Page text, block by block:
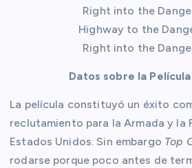
Right into the
Highway to the
Right into the
Datos sobre la
La película constituyó un éxito
reclutamiento para la Armada y la
Estados Unidos. Sin embargo Top
rodarse porque poco antes de